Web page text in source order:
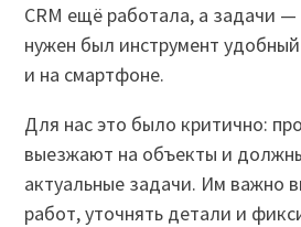
CRM ещё работала, а задачи
нужен был инструмент
и на смартфоне.
Для нас это было критично:
выезжают на объекты и
актуальные задачи. Им важно
работ, уточнять детали и